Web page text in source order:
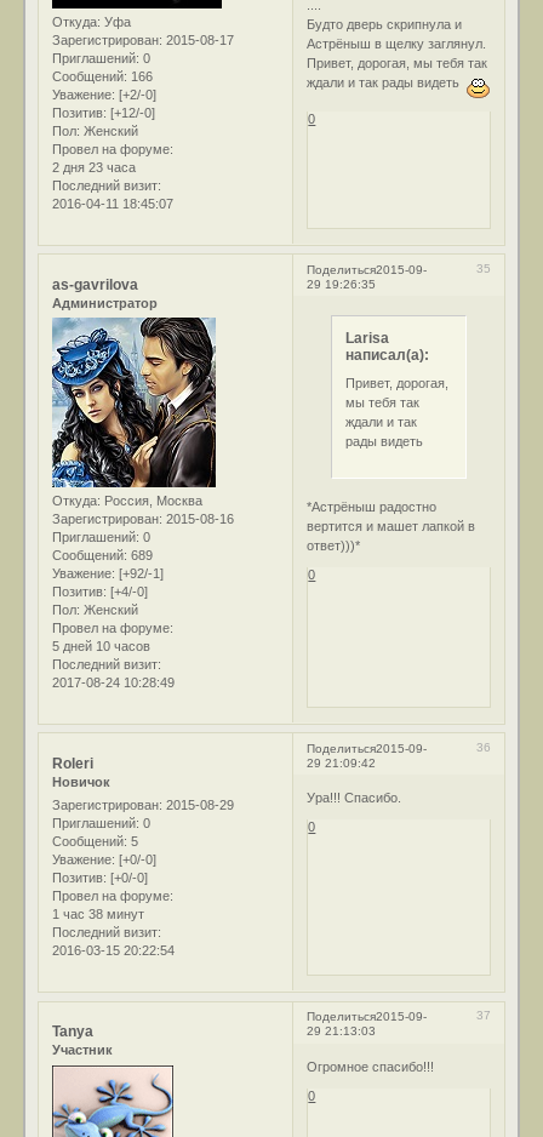
Откуда: Уфа
Зарегистрирован: 2015-08-17
Приглашений: 0
Сообщений: 166
Уважение: [+2/-0]
Позитив: [+12/-0]
Пол: Женский
Провел на форуме:
2 дня 23 часа
Последний визит:
2016-04-11 18:45:07
Будто дверь скрипнула и
Астрёныш в щелку заглянул.
Привет, дорогая, мы тебя так
ждали и так рады видеть
0
Поделиться 35
2015-09-
29 19:26:35
as-gavrilova
Администратор
Откуда: Россия, Москва
Зарегистрирован: 2015-08-16
Приглашений: 0
Сообщений: 689
Уважение: [+92/-1]
Позитив: [+4/-0]
Пол: Женский
Провел на форуме:
5 дней 10 часов
Последний визит:
2017-08-24 10:28:49
Larisa
написал(а):
Привет, дорогая,
мы тебя так
ждали и так
рады видеть
*Астрёныш радостно
вертится и машет лапкой в
ответ)))*
0
Поделиться 36
2015-09-
29 21:09:42
Roleri
Новичок
Зарегистрирован: 2015-08-29
Приглашений: 0
Сообщений: 5
Уважение: [+0/-0]
Позитив: [+0/-0]
Провел на форуме:
1 час 38 минут
Последний визит:
2016-03-15 20:22:54
Ура!!! Спасибо.
0
Поделиться 37
2015-09-
29 21:13:03
Tanya
Участник
Огромное спасибо!!!
0